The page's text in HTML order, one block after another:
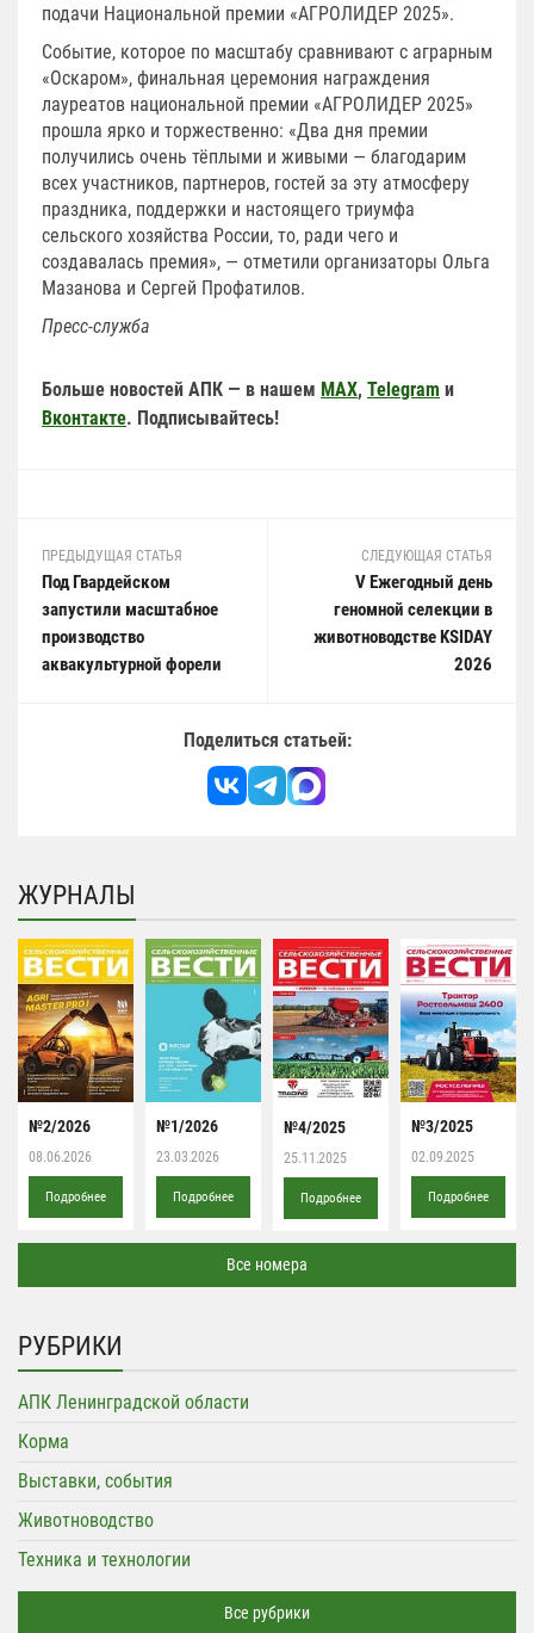
подачи Национальной премии «АГРОЛИДЕР 2025».
Событие, которое по масштабу сравнивают с аграрным
«Оскаром», финальная церемония награждения
лауреатов национальной премии «АГРОЛИДЕР 2025»
прошла ярко и торжественно: «Два дня премии
получились очень тёплыми и живыми — благодарим
всех участников, партнеров, гостей за эту атмосферу
праздника, поддержки и настоящего триумфа
сельского хозяйства России, то, ради чего и
создавалась премия», — отметили организаторы Ольга
Мазанова и Сергей Профатилов.
Пресс-служба
Больше новостей АПК — в нашем MAX, Telegram и
Вконтакте. Подписывайтесь!
ПРЕДЫДУЩАЯ СТАТЬЯ
Под Гвардейском
запустили масштабное
производство
аквакультурной форели
СЛЕДУЮЩАЯ СТАТЬЯ
V Ежегодный день
геномной селекции в
животноводстве KSIDAY
2026
Поделиться статьей:
ЖУРНАЛЫ
№2/2026
08.06.2026
Подробнее
№1/2026
23.03.2026
Подробнее
№4/2025
25.11.2025
Подробнее
№3/2025
02.09.2025
Подробнее
Все номера
РУБРИКИ
АПК Ленинградской области
Корма
Выставки, события
Животноводство
Техника и технологии
Все рубрики